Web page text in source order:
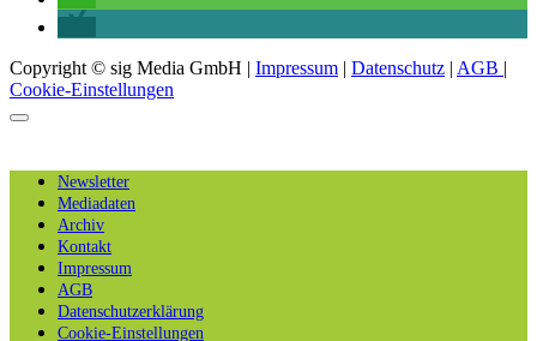
Copyright © sig Media GmbH | Impressum | Datenschutz | AGB |
Cookie-Einstellungen
Newsletter
Mediadaten
Archiv
Kontakt
Impressum
AGB
Datenschutzerklärung
Cookie-Einstellungen